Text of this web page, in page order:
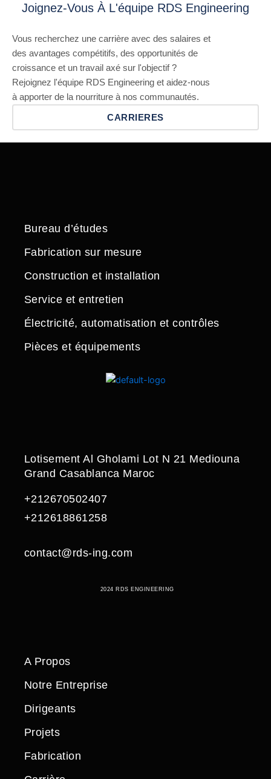
Joignez-Vous À L'équipe RDS Engineering
Vous recherchez une carrière avec des salaires et
des avantages compétitifs, des opportunités de
croissance et un travail axé sur l'objectif ?
Rejoignez l'équipe RDS Engineering et aidez-nous
à apporter de la nourriture à nos communautés.
CARRIERES
Bureau d’études
Fabrication sur mesure
Construction et installation
Service et entretien
Électricité, automatisation et contrôles
Pièces et équipements
Lotisement Al Gholami Lot N 21 Mediouna
Grand Casablanca Maroc
+212670502407
+212618861258
contact@rds-ing.com
2024 RDS ENGINEERING
A Propos
Notre Entreprise
Dirigeants
Projets
Fabrication